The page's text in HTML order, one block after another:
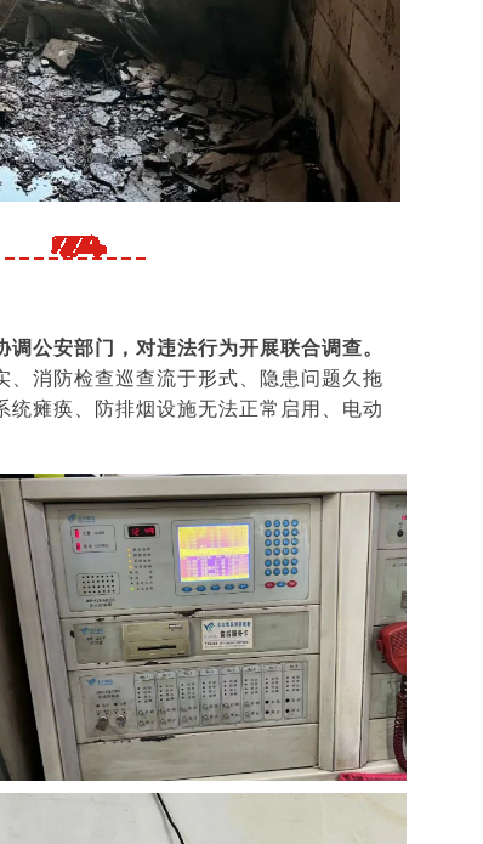
公安部门，对违法行为开展联合调查。
消防检查巡查流于形式、隐患问题久拖
瘫痪、防排烟设施无法正常启用、电动